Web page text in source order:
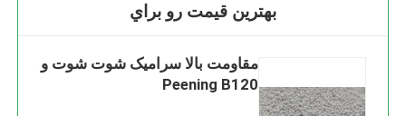
بهترين قيمت رو براي
مقاومت بالا سرامیک شوت شوت و
Peening B120